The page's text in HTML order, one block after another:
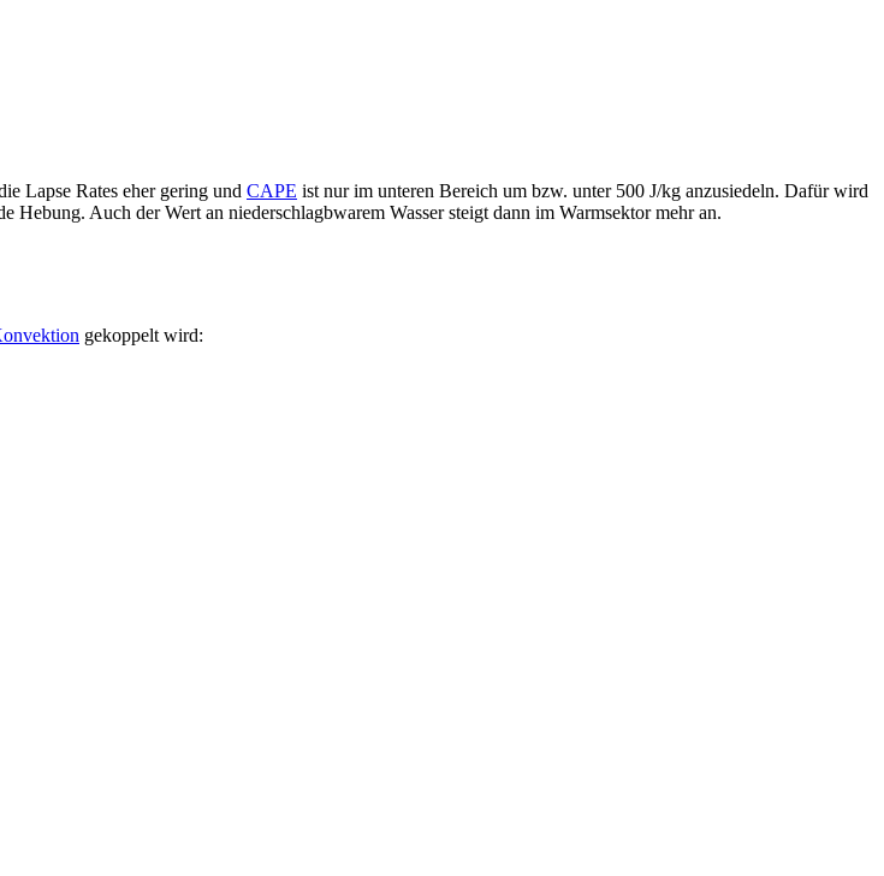
Lapse Rates eher gering und CAPE ist nur im unteren Bereich um bzw. unter 500 J/kg anzusiedeln. Dafür wird
Hebung. Auch der Wert an niederschlagbwarem Wasser steigt dann im Warmsektor mehr an.
gekoppelt wird: